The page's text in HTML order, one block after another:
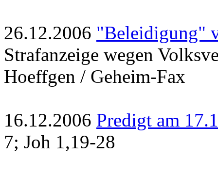
26.12.2006 "Beleidigung"
Strafanzeige wegen
Hoeffgen / Geheim-Fax
16.12.2006 Predigt am
7; Joh 1,19-28